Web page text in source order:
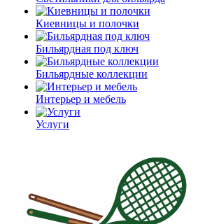
Киевницы и полочки
Бильярдная под ключ
Бильярдные коллекции
Интерьер и мебель
Услуги